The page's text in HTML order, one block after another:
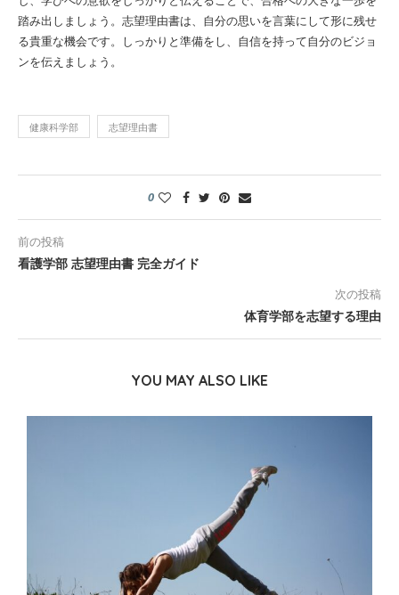
踏み出しましょう。志望理由書は、自分の思いを言葉にして形に残せ
る貴重な機会です。しっかりと準備をし、自信を持って自分のビジョ
ンを伝えましょう。
健康科学部 志望理由書
0
前の投稿
看護学部 志望理由書 完全ガイド
次の投稿
体育学部を志望する理由
YOU MAY ALSO LIKE